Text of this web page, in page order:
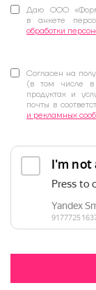
Даю ООО
в анкете
обработки
Согласен на
(в том числе в
продуктах и
почты в
и рекламных